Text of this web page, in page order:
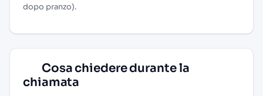
dopo pranzo).
Cosa chiedere durante la
chiamata